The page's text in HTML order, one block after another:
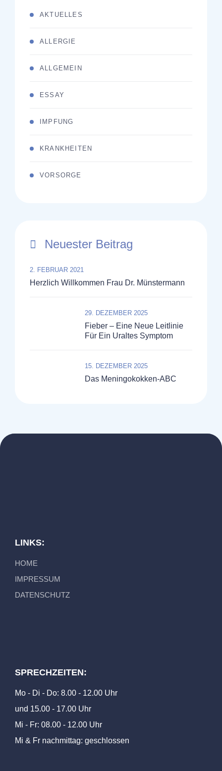
AKTUELLES
ALLERGIE
ALLGEMEIN
ESSAY
IMPFUNG
KRANKHEITEN
VORSORGE
Neuester Beitrag
Herzlich Willkommen Frau Dr. Münstermann
2. FEBRUAR 2021
Fieber – Eine Neue Leitlinie
Für Ein Uraltes Symptom
29. DEZEMBER 2025
Das Meningokokken-ABC
15. DEZEMBER 2025
LINKS:
HOME
IMPRESSUM
DATENSCHUTZ
SPRECHZEITEN:
Mo - Di - Do: 8.00 - 12.00 Uhr
und 15.00 - 17.00 Uhr
Mi - Fr: 08.00 - 12.00 Uhr
Mi & Fr nachmittag: geschlossen